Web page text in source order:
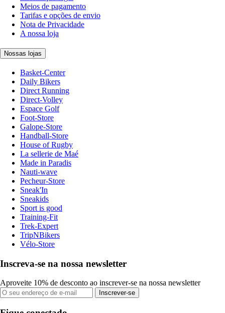
Meios de pagamento
Tarifas e opções de envio
Nota de Privacidade
A nossa loja
Nossas lojas
Basket-Center
Daily Bikers
Direct Running
Direct-Volley
Espace Golf
Foot-Store
Galope-Store
Handball-Store
House of Rugby
La sellerie de Maé
Made in Paradis
Nauti-wave
Pecheur-Store
Sneak'In
Sneakids
Sport is good
Training-Fit
Trek-Expert
TripNBikers
Vélo-Store
Inscreva-se na nossa newsletter
Aproveite 10% de desconto ao inscrever-se na nossa newsletter
Inscrever-se